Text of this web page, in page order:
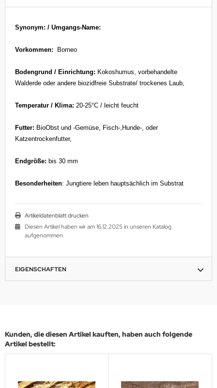
Synonym: / Umgangs-Name:
Vorkommen: Borneo
Bodengrund / Einrichtung: Kokoshumus, vorbehandelte
Walderde oder andere biozidfreie Substrate/ trockenes Laub,
Temperatur / Klima: 20-25°C / leicht feucht
Futter: BioObst und -Gemüse, Fisch-,Hunde-, oder
Katzentrockenfutter,
Endgröße: bis 30 mm
Besonderheiten: Jungtiere leben hauptsächlich im Substrat
Artikeldatenblatt drucken
Diesen Artikel haben wir am 16.12.2025 in unseren Katalog
aufgenommen.
EIGENSCHAFTEN
Kunden, die diesen Artikel kauften, haben auch folgende
Artikel bestellt: